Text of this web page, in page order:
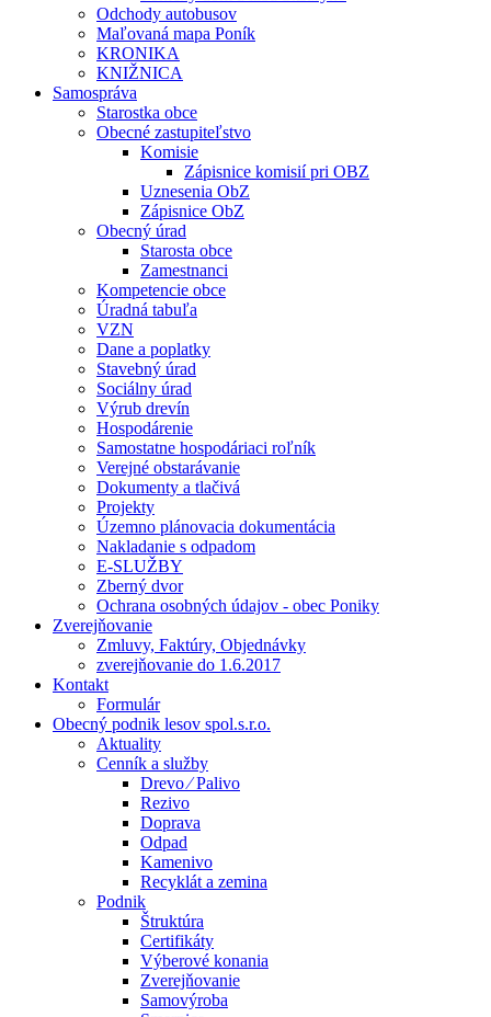
Odchody autobusov
Maľovaná mapa Poník
KRONIKA
KNIŽNICA
Samospráva
Starostka obce
Obecné zastupiteľstvo
Komisie
Zápisnice komisií pri OBZ
Uznesenia ObZ
Zápisnice ObZ
Obecný úrad
Starosta obce
Zamestnanci
Kompetencie obce
Úradná tabuľa
VZN
Dane a poplatky
Stavebný úrad
Sociálny úrad
Výrub drevín
Hospodárenie
Samostatne hospodáriaci roľník
Verejné obstarávanie
Dokumenty a tlačivá
Projekty
Územno plánovacia dokumentácia
Nakladanie s odpadom
E-SLUŽBY
Zberný dvor
Ochrana osobných údajov - obec Poniky
Zverejňovanie
Zmluvy, Faktúry, Objednávky
zverejňovanie do 1.6.2017
Kontakt
Formulár
Obecný podnik lesov spol.s.r.o.
Aktuality
Cenník a služby
Drevo ⁄ Palivo
Rezivo
Doprava
Odpad
Kamenivo
Recyklát a zemina
Podnik
Štruktúra
Certifikáty
Výberové konania
Zverejňovanie
Samovýroba